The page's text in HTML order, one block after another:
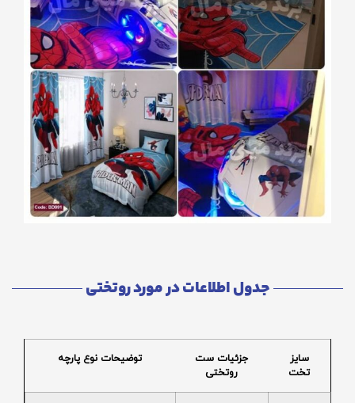
جدول اطلاعات در مورد روتختی
سایز
تخت
جزئیات ست
روتختی
توضیحات نوع پارچه